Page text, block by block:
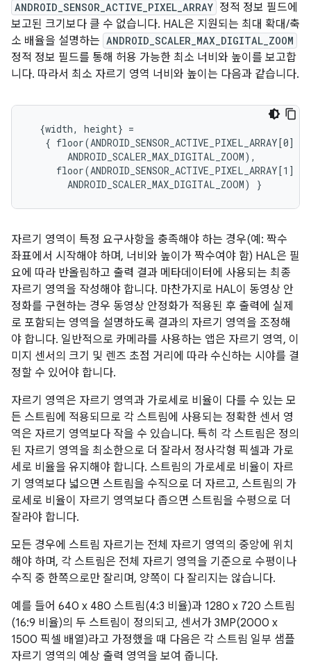
ANDROID_SENSOR_ACTIVE_PIXEL_ARRAY 정적 정보 필드에
보고된 크기보다 클 수 없습니다. HAL은 지원되는 최대 확대/축
소 배율을 설명하는 ANDROID_SCALER_MAX_DIGITAL_ZOOM
정적 정보 필드를 통해 허용 가능한 최소 너비와 높이를 보고합
니다. 따라서 최소 자르기 영역 너비와 높이는 다음과 같습니다.
  {width, height} =
   { floor(ANDROID_SENSOR_ACTIVE_PIXEL_ARRAY[0] /
       ANDROID_SCALER_MAX_DIGITAL_ZOOM),
     floor(ANDROID_SENSOR_ACTIVE_PIXEL_ARRAY[1] /
자르기 영역이 특정 요구사항을 충족해야 하는 경우(예: 짝수
좌표에서 시작해야 하며, 너비와 높이가 짝수여야 함) HAL은 필
요에 따라 반올림하고 출력 결과 메타데이터에 사용되는 최종
자르기 영역을 작성해야 합니다. 마찬가지로 HAL이 동영상 안
정화를 구현하는 경우 동영상 안정화가 적용된 후 출력에 실제
로 포함되는 영역을 설명하도록 결과의 자르기 영역을 조정해
야 합니다. 일반적으로 카메라를 사용하는 앱은 자르기 영역, 이
미지 센서의 크기 및 렌즈 초점 거리에 따라 수신하는 시야를 결
정할 수 있어야 합니다.
자르기 영역은 자르기 영역과 가로세로 비율이 다를 수 있는 모
든 스트림에 적용되므로 각 스트림에 사용되는 정확한 센서 영
역은 자르기 영역보다 작을 수 있습니다. 특히 각 스트림은 정의
된 자르기 영역을 최소한으로 더 잘라서 정사각형 픽셀과 가로
세로 비율을 유지해야 합니다. 스트림의 가로세로 비율이 자르
기 영역보다 넓으면 스트림을 수직으로 더 자르고, 스트림의 가
로세로 비율이 자르기 영역보다 좁으면 스트림을 수평으로 더
잘라야 합니다.
모든 경우에 스트림 자르기는 전체 자르기 영역의 중앙에 위치
해야 하며, 각 스트림은 전체 자르기 영역을 기준으로 수평이나
수직 중 한쪽으로만 잘리며, 양쪽이 다 잘리지는 않습니다.
예를 들어 640 x 480 스트림(4:3 비율)과 1280 x 720 스트림
(16:9 비율)의 두 스트림이 정의되고, 센서가 3MP(2000 x
1500 픽셀 배열)라고 가정했을 때 다음은 각 스트림 일부 샘플
자르기 영역의 예상 출력 영역을 보여 줍니다.